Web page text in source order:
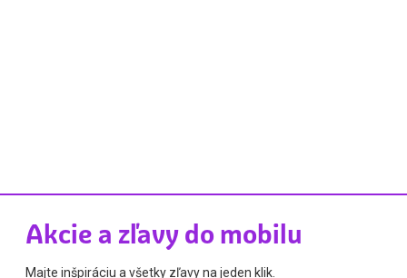
Akcie a zľavy do mobilu
Majte inšpiráciu a všetky zľavy na jeden klik.